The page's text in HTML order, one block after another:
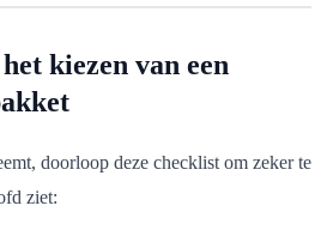
kiezen van een
doorloop deze checklist om zeker te
ziet: